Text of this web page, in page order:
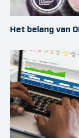
Het belang van